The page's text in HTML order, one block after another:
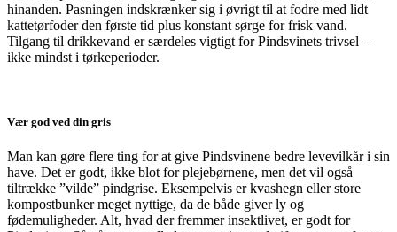
hinanden. Pasningen indskrænker sig i øvrigt til at fodre med lidt
kattetørfoder den første tid plus konstant sørge for frisk vand.
Tilgang til drikkevand er særdeles vigtigt for Pindsvinets trivsel –
ikke mindst i tørkeperioder.
Vær god ved din gris
Man kan gøre flere ting for at give Pindsvinene bedre levevilkår i sin
have. Det er godt, ikke blot for plejebørnene, men det vil også
tiltrække ”vilde” pindgrise. Eksempelvis er kvashegn eller store
kompostbunker meget nyttige, da de både giver ly og
fødemuligheder. Alt, hvad der fremmer insektlivet, er godt for